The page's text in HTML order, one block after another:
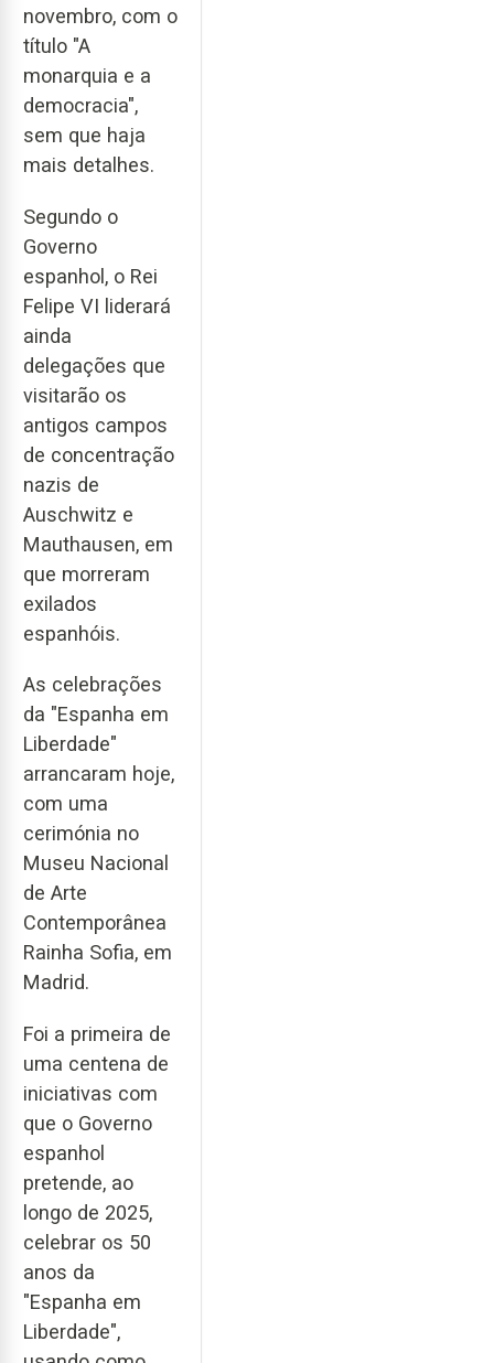
novembro, com o
título "A
monarquia e a
democracia",
sem que haja
mais detalhes.
Segundo o
Governo
espanhol, o Rei
Felipe VI liderará
ainda
delegações que
visitarão os
antigos campos
de concentração
nazis de
Auschwitz e
Mauthausen, em
que morreram
exilados
espanhóis.
As celebrações
da "Espanha em
Liberdade"
arrancaram hoje,
com uma
cerimónia no
Museu Nacional
de Arte
Contemporânea
Rainha Sofia, em
Madrid.
Foi a primeira de
uma centena de
iniciativas com
que o Governo
espanhol
pretende, ao
longo de 2025,
celebrar os 50
anos da
"Espanha em
Liberdade",